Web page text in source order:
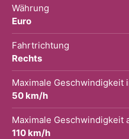
Währung
Euro
Fahrtrichtung
Rechts
Maximale Geschwindigkeit
50 km/h
Maximale Geschwindigkeit
110 km/h